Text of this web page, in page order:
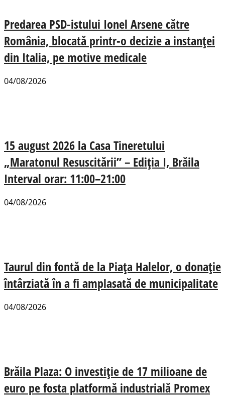
Predarea PSD-istului Ionel Arsene către
România, blocată printr-o decizie a instanței
din Italia, pe motive medicale
04/08/2026
15 august 2026 la Casa Tineretului
„Maratonul Resuscitării” – Ediția I, Brăila
Interval orar: 11:00–21:00
04/08/2026
Taurul din fontă de la Piața Halelor, o donație
întârziată în a fi amplasată de municipalitate
04/08/2026
Brăila Plaza: O investiție de 17 milioane de
euro pe fosta platformă industrială Promex